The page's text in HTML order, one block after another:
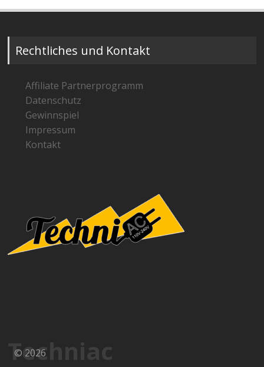
Rechtliches und Kontakt
Affiliate Partnerprogramm
Datenschutz
Gewinnspiel
Impressum
Kontakt
Techniac
© 2026